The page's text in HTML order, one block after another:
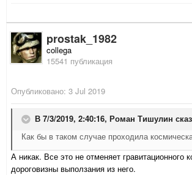
prostak_1982
collega
15541 публикация
Опубликовано: 3 Jul 2019
В 7/3/2019, 2:40:16, Роман Тишулин
Как бы в таком случае проходила
А никак. Все это не отменяет гравитационного
дороговизны выползания из него.